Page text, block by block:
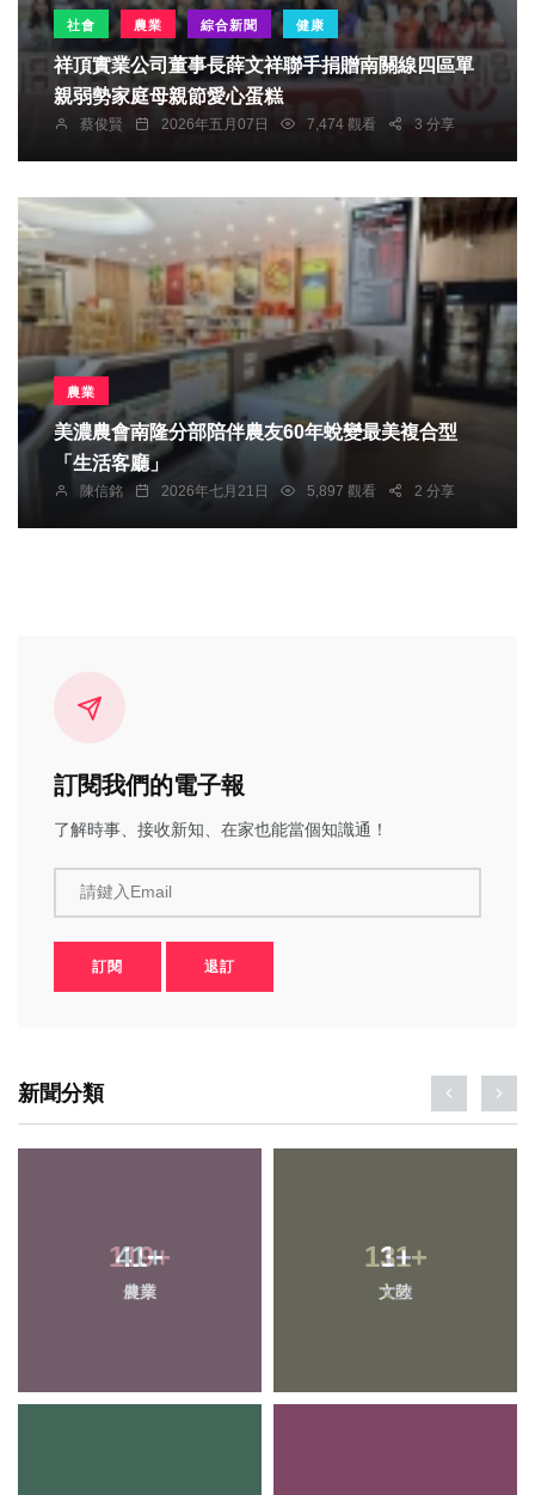
社會 農業 綜合新聞 健康
祥頂實業公司董事長薛文祥聯手捐贈南關線四區單
親弱勢家庭母親節愛心蛋糕
蔡俊賢 2026年五月07日 7,474 觀看 3 分享
農業
美濃農會南隆分部陪伴農友60年蛻變最美複合型
「生活客廳」
陳信銘 2026年七月21日 5,897 觀看 2 分享
訂閱我們的電子報
了解時事、接收新知、在家也能當個知識通！
請鍵入Email
訂閱 退訂
新聞分類
41+
農業
1+
大陸